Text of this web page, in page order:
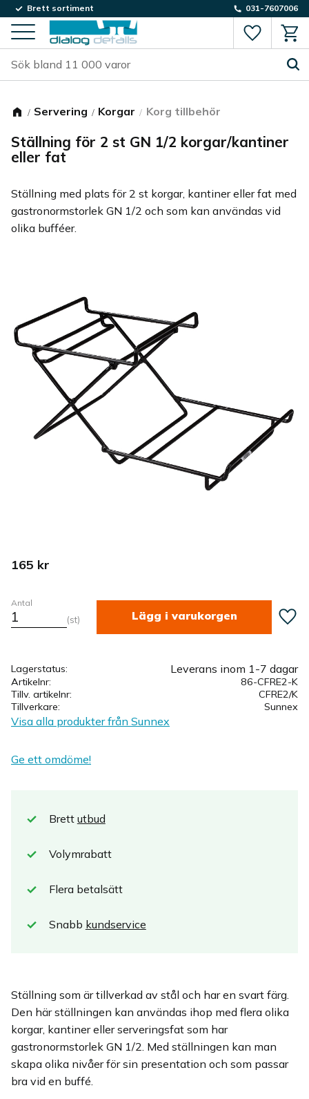
Meny
Brett sortiment 031-7607006
Servering Korgar Korg tillbehör
Ställning för 2 st GN 1/2 korgar/kantiner
eller fat
Ställning med plats för 2 st korgar, kantiner eller fat med
gastronormstorlek GN 1/2 och som kan användas vid
olika bufféer.
165 kr
Antal
st Lägg
Lagerstatus Leverans inom 1-7 dagar
Artikelnr
86-CFRE2-K
Tillv. artikelnr
CFRE2/K
Tillverkare
Sunnex
Visa alla produkter från Sunnex
Ge ett omdöme!
Brett utbud
Volymrabatt
Flera betalsätt
Snabb kundservice
Ställning som är tillverkad av stål och har en svart färg.
Den här ställningen kan användas ihop med flera olika
korgar, kantiner eller serveringsfat som har
gastronormstorlek GN 1/2. Med ställningen kan man
skapa olika nivåer för sin presentation och som passar
bra vid en buffé.